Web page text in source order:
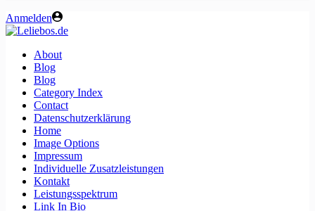
Anmelden
About
Blog
Blog
Category Index
Contact
Datenschutzerklärung
Home
Image Options
Impressum
Individuelle Zusatzleistungen
Kontakt
Leistungsspektrum
Link In Bio